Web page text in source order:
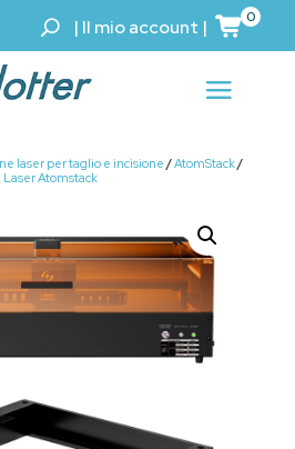
| Il mio account | 0
laser per taglio e incisione /AtomStack/
Atomstack